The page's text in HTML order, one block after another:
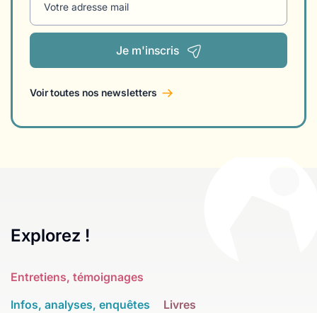
Votre adresse mail
Je m'inscris
Voir toutes nos newsletters
Explorez !
Entretiens, témoignages
Infos, analyses, enquêtes
Livres